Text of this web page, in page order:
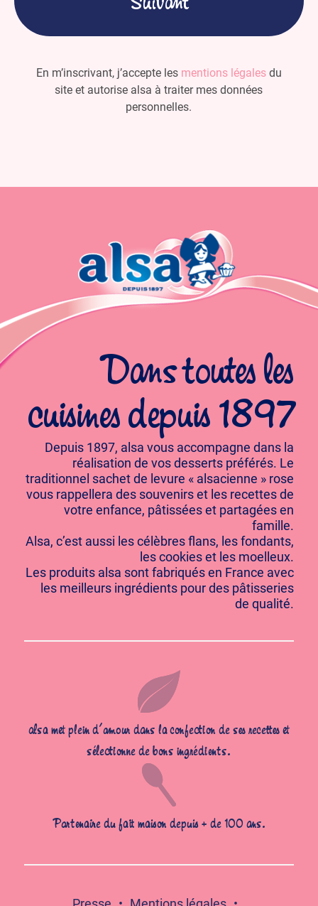
En m’inscrivant, j’accepte les mentions légalesdu
site et autorise alsa à traiter mes données
personnelles.
alsa met plein d’amour dans la confection de ses recettes et
sélectionne de bons ingrédients.
Partenaire du fait maison depuis + de 100 ans.
Dans toutes les
cuisines depuis 1897
Depuis 1897, alsa vous accompagne dans la
réalisation de vos desserts préférés. Le
traditionnel sachet de levure « alsacienne » rose
vous rappellera des souvenirs et les recettes de
votre enfance, pâtissées et partagées en
famille.
Alsa, c’est aussi les célèbres flans, les fondants,
les cookies et les moelleux.
Les produits alsa sont fabriqués en France avec
les meilleurs ingrédients pour des pâtisseries
de qualité.